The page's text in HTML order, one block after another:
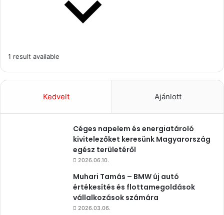
1 result available
Kedvelt Ajánlott
Céges napelem és energiatároló
kivitelezőket keresünk Magyarország
egész területéről
2026.06.10.
Muhari Tamás – BMW új autó
értékesítés és flottamegoldások
vállalkozások számára
2026.03.06.